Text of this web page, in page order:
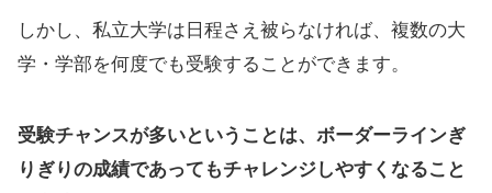
しかし、私立大学は日程さえ被らなければ、複数の大
学・学部を何度でも受験することができます。
受験チャンスが多いということは、ボーダーラインぎ
りぎりの成績であってもチャレンジしやすくなること